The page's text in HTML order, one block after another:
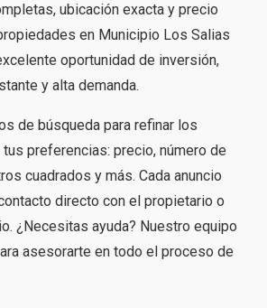
ubicación exacta y precio
en Municipio Los Salias
oportunidad de inversión,
y alta demanda.
de búsqueda para refinar los
preferencias: precio, número de
cuadrados y más. Cada anuncio
directo con el propietario o
¿Necesitas ayuda? Nuestro equipo
asesorarte en todo el proceso de